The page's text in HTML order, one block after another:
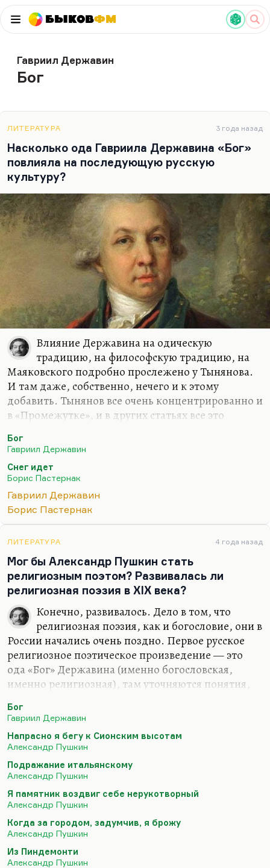
БыковФМ
Гавриил Державин
Бог
ЛИТЕРАТУРА 3 года назад
Насколько ода Гавриила Державина «Бог»
повлияла на последующую русскую
культуру?
Влияние Державина на одическую
традицию, на философскую традицию, на
Маяковского подробно прослежено у Тынянова.
И там даже, собственно, нечего и к этому
добавить. Тынянов все очень концентрированно и
в «Промежутке», и в других статьях все это
ключевое произведение русской философской
лирики, потому что оно задало стержень
тематики русской философской лирики. Я
продолжил бы эту преемственность
Веневитиновым, любомудрами, в огромной
степени, Тютчевым и Заболоцким. И это такая
основном. Первый: как соотносится вера и
мораль, как соотносится бог и мораль. И ясно, что
мораль — это удел человека, а вот…
Бог
Гавриил Державин
Снег идет
Борис Пастернак
Гавриил Державин
Борис Пастернак
ЛИТЕРАТУРА 4 года назад
Мог бы Александр Пушкин стать
религиозным поэтом? Развивалась ли
религиозная поэзия в XIX века?
Конечно, развивалось. Дело в том, что
религиозная поэзия, как и богословие, они в
России начались очень поздно. Первое русское
религиозное поэтическое произведение — это
ода «Бог» Державина (именно богословская,
именно религиозная), там уточняются понятия,
каменноостровский цикл 1836 года — это,
конечно, цикл, на 90 процентов состоящий из
стихов или написанных на религиозном
материале, на библейском материале просто, или
ставящих религиозную проблематику… Вот
«Подражание Корану» — нет, это стилизация. В
1836 году Пушкин вплотную подходит к
экзистенциальным главным проблемам — к
проблемам религии и философии. «Он только что
расцветал, он только…
Бог
Гавриил Державин
Напрасно я бегу к Сионским высотам
Александр Пушкин
Подражание итальянскому
Александр Пушкин
Я памятник воздвиг себе нерукотворный
Александр Пушкин
Когда за городом, задумчив, я брожу
Александр Пушкин
Из Пиндемонти
Александр Пушкин